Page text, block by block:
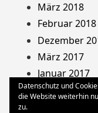
März 2018
Februar 2018
Dezember
März 2017
Januar 2017
August 2013
Datenschutz und
die Website weiterhin
zu.